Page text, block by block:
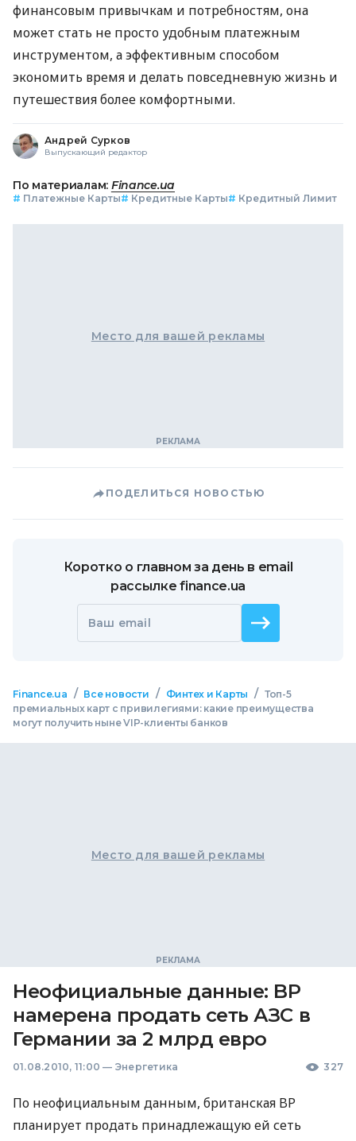
финансовым привычкам и потребностям, она
может стать не просто удобным платежным
инструментом, а эффективным способом
экономить время и делать повседневную жизнь и
путешествия более комфортными.
Андрей Сурков
Выпускающий редактор
По материалам: Finance.ua
# Платежные Карты# Кредитные Карты# Кредитный Лимит
Место для вашей рекламы
ПОДЕЛИТЬСЯ НОВОСТЬЮ
Коротко о главном за день в email
рассылке finance.ua
Ваш email
Finance.ua / Все новости / Финтех и Карты / Топ-5
премиальных карт с привилегиями: какие преимущества
могут получить ныне VIP-клиенты банков
Место для вашей рекламы
Неофициальные данные: BP
намерена продать сеть АЗС в
Германии за 2 млрд евро
01.08.2010, 11:00 — Энергетика 327
По неофициальным данным, британская BP
планирует продать принадлежащую ей сеть